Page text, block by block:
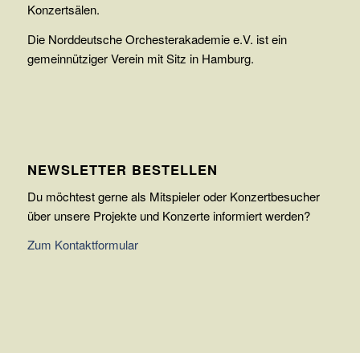
Konzertsälen.
Die Norddeutsche Orchesterakademie e.V. ist ein
gemeinnütziger Verein mit Sitz in Hamburg.
NEWSLETTER BESTELLEN
Du möchtest gerne als Mitspieler oder Konzertbesucher
über unsere Projekte und Konzerte informiert werden?
Zum Kontaktformular